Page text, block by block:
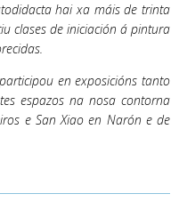
hai xa máis de trinta
clases de iniciación á pintura
en exposicións tanto
espazos na nosa contorna
e San Xiao en Narón e de